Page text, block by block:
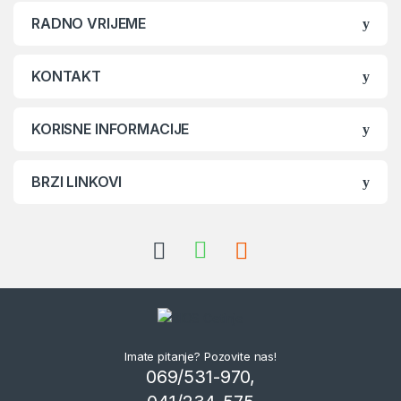
RADNO VRIJEME
KONTAKT
KORISNE INFORMACIJE
BRZI LINKOVI
Imate pitanje? Pozovite nas!
069/531-970,